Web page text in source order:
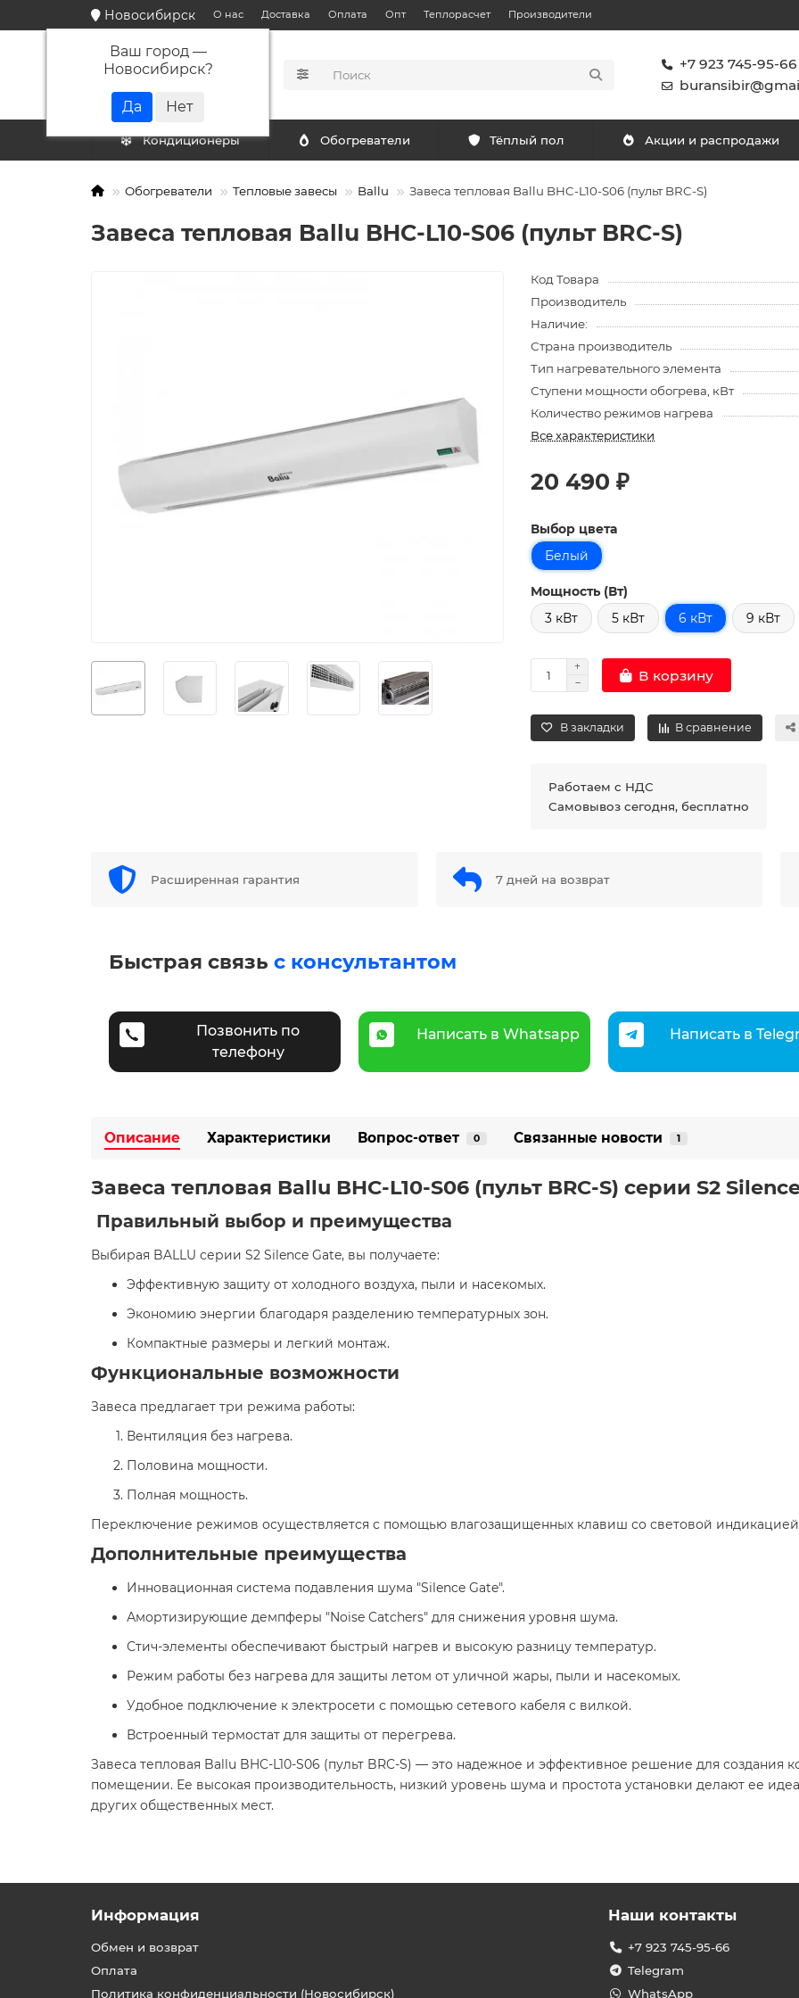
Новосибирск
Ваш город —
Новосибирск?
О нас Доставка Оплата Опт Теплорасчет Производители
КАТАЛОГ
+7 923 745-95-66
Кондиционеры Обогреватели Тёплый пол Акции и распродажи
Обогреватели Тепловые завесы Ballu Завеса тепловая Ballu BHC-L10-S06 (пульт BRC-S)
Завеса тепловая Ballu BHC-L10-S06 (пульт BRC-S)
Код Товара
Производитель
Наличие:
Страна производитель
Тип нагревательного элемента
Ступени мощности обогрева, кВт
Количество режимов нагрева
Все характеристики
20 490 ₽
Выбор цвета
Белый
Мощность (Вт)
3 кВт
5 кВт 6 кВт 9 кВт
В корзину
В закладки В сравнение
Работаем с НДС
Самовывоз сегодня, бесплатно
Расширенная гарантия 7 дней на возврат
Быстрая связь с консультантом
Позвонить по
телефону
Написать в Whatsapp Написать в
Описание Характеристики Вопрос-ответ 0 Связанные новости 1
Завеса тепловая Ballu BHC-L10-S06 (пульт BRC-S) серии S2
Правильный выбор и преимущества
Выбирая BALLU серии S2 Silence Gate, вы получаете:​
Эффективную защиту от холодного воздуха, пыли и насекомых.​
Экономию энергии благодаря разделению температурных зон.​
Компактные размеры и легкий монтаж.​
Функциональные возможности
Завеса предлагает три режима работы:​
Вентиляция без нагрева.​
Половина мощности.​
Полная мощность.​
Переключение режимов осуществляется с помощью влагозащищенных клавиш со световой
Дополнительные преимущества
Инновационная система подавления шума "Silence Gate".​
Амортизирующие демпферы "Noise Catchers" для снижения уровня шума.​
Стич-элементы обеспечивают быстрый нагрев и высокую разницу температур.​
Режим работы без нагрева для защиты летом от уличной жары, пыли и насекомых.​
Удобное подключение к электросети с помощью сетевого кабеля с вилкой.​
Встроенный термостат для защиты от перегрева.​
Завеса тепловая Ballu BHC-L10-S06 (пульт BRC-S) — это надежное и эффективное решение для
помещении. Ее высокая производительность, низкий уровень шума и простота установки делают ее
других общественных мест.​
Информация
Обмен и возврат
Оплата
Политика конфиденциальности (Новосибирск)
Наши контакты
+7 923 745-95-66
Telegram
WhatsApp